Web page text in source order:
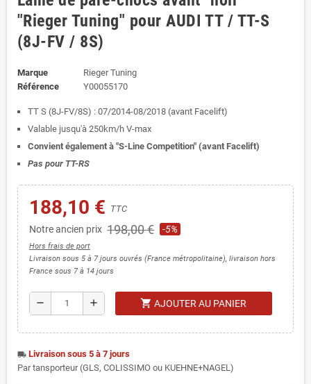
"Rieger Tuning" pour AUDI TT / TT-S
(8J-FV / 8S)
Marque
Rieger Tuning
Référence
Y00055170
TT S (8J-FV/8S) : 07/2014-08/2018 (avant Facelift)
Valable jusqu'à 250km/h V-max
Convient également à "S-Line Competition" (avant Facelift)
Pas pour TT-RS
188,10 € TTC
Notre ancien prix 198,00 € -5%
Hors frais de port
Livraison sous 5 à 7 jours ouvrés (France métropolitaine), livraison hors
France sous 7 à 14 jours
remove add shopping_cart AJOUTER AU PANIER
local_shipping Livraison sous 5 à 7 jours
Par tansporteur (GLS, COLISSIMO ou KUEHNE+NAGEL)